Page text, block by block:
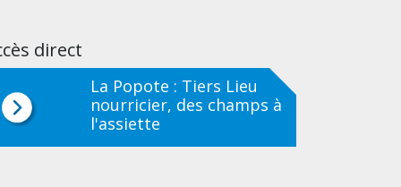
direct
La Popote : Tiers Lieu
nourricier, des champs à
l'assiette